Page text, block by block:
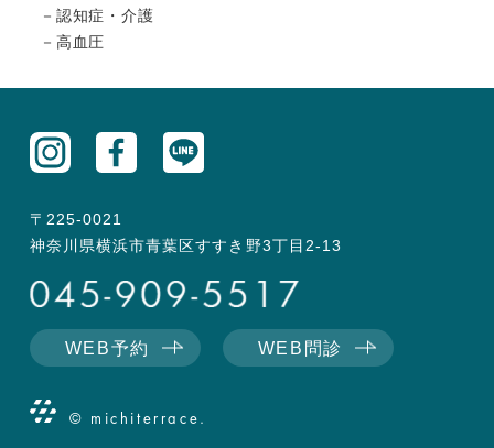
認知症・介護
高血圧
〒225-0021
神奈川県横浜市青葉区すすき野3丁目2-13
WEB予約 WEB問診
© michiterrace.